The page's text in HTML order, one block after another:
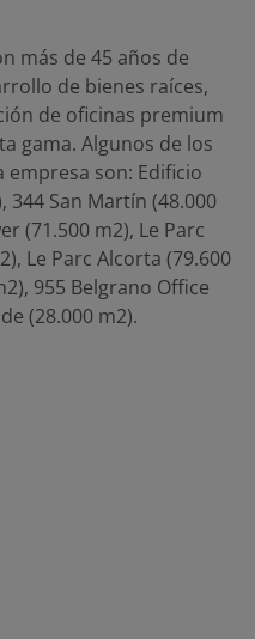
más de 45 años de
de bienes raíces,
de oficinas premium
gama. Algunos de los
son: Edificio
344 San Martín (48.000
(71.500 m2), Le Parc
Le Parc Alcorta (79.600
955 Belgrano Office
(28.000 m2).